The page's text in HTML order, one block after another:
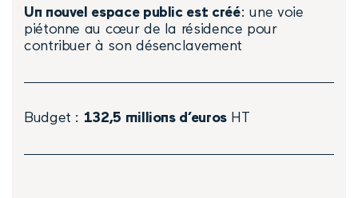
Un nouvel espace public est créé: une voie
piétonne au cœur de la résidence pour
contribuer à son désenclavement
Budget : 132,5 millions d’eurosHT